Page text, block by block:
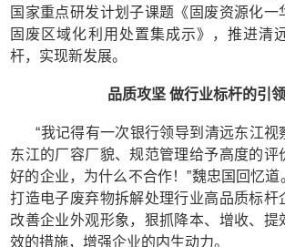
国家重点研发计划子课题《固废资源化一
固废区域化利用处置集成示》，推进清
杆，实现新发展。
品质攻坚 做行业标杆的引
“我记得有一次银行领导到清远东江视
东江的厂容厂貌、规范管理给予高度的评
好的企业，为什么不合作！”魏忠国回忆
打造电子废弃物拆解处理行业高品质标杆
改善企业外观形象，狠抓降本、增收、提
效的措施，增强企业的内生动力。